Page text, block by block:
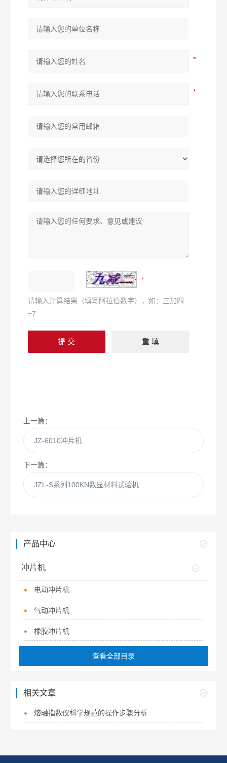
请输入计算结果（填写阿拉伯数字），如：三加四
=7
上一篇：
JZ-6010冲片机
下一篇：
JZL-S系列100KN数显材料试验机
产品中心
冲片机
电动冲片机
气动冲片机
橡胶冲片机
查看全部目录
相关文章
熔融指数仪科学规范的操作步骤分析